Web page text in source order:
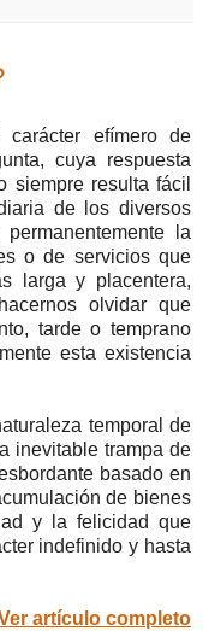
carácter efímero de
cuya respuesta
siempre resulta fácil
de los diversos
la
o de servicios que
larga y placentera,
olvidar que
tarde o temprano
esta existencia
temporal de
inevitable trampa de
basado en
de bienes
y la felicidad que
indefinido y hasta
artículo completo